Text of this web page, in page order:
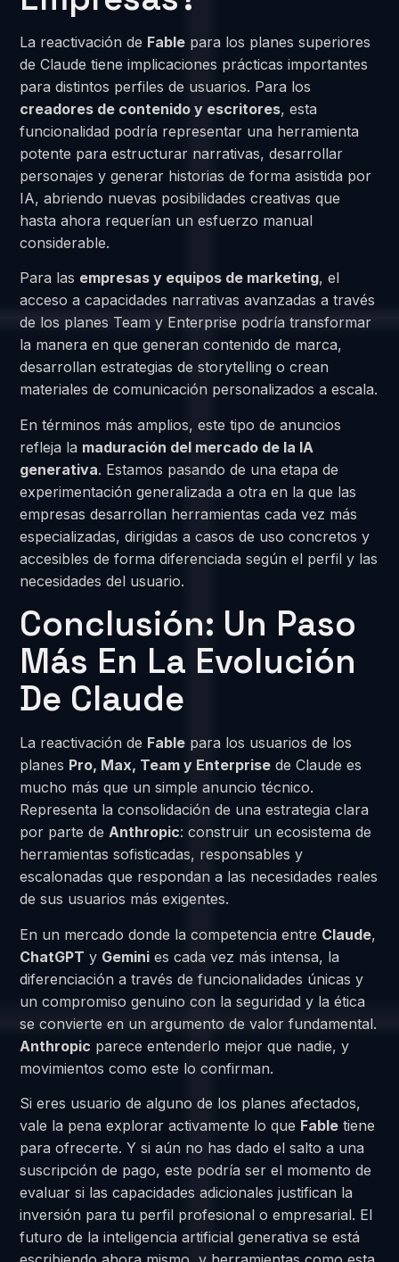
La reactivación de Fable para los planes superiores
de Claude tiene implicaciones prácticas importantes
para distintos perfiles de usuarios. Para los
creadores de contenido y escritores, esta
funcionalidad podría representar una herramienta
potente para estructurar narrativas, desarrollar
personajes y generar historias de forma asistida por
IA, abriendo nuevas posibilidades creativas que
hasta ahora requerían un esfuerzo manual
considerable.
Para las empresas y equipos de marketing, el
acceso a capacidades narrativas avanzadas a través
de los planes Team y Enterprise podría transformar
la manera en que generan contenido de marca,
desarrollan estrategias de storytelling o crean
materiales de comunicación personalizados a escala.
En términos más amplios, este tipo de anuncios
refleja la maduración del mercado de la IA
generativa. Estamos pasando de una etapa de
experimentación generalizada a otra en la que las
empresas desarrollan herramientas cada vez más
especializadas, dirigidas a casos de uso concretos y
accesibles de forma diferenciada según el perfil y las
necesidades del usuario.
Conclusión: Un Paso
Más En La Evolución
De Claude
La reactivación de Fable para los usuarios de los
planes Pro, Max, Team y Enterprise de Claude es
mucho más que un simple anuncio técnico.
Representa la consolidación de una estrategia clara
por parte deAnthropic: construir un ecosistema de
herramientas sofisticadas, responsables y
escalonadas que respondan a las necesidades reales
de sus usuarios más exigentes.
En un mercado donde la competencia entre Claude,
ChatGPT y Gemini es cada vez más intensa, la
diferenciación a través de funcionalidades únicas y
un compromiso genuino con la seguridad y la ética
se convierte en un argumento de valor fundamental.
Anthropic parece entenderlo mejor que nadie, y
movimientos como este lo confirman.
Si eres usuario de alguno de los planes afectados,
vale la pena explorar activamente lo que Fable tiene
para ofrecerte. Y si aún no has dado el salto a una
suscripción de pago, este podría ser el momento de
evaluar si las capacidades adicionales justifican la
inversión para tu perfil profesional o empresarial. El
futuro de la inteligencia artificial generativa se está